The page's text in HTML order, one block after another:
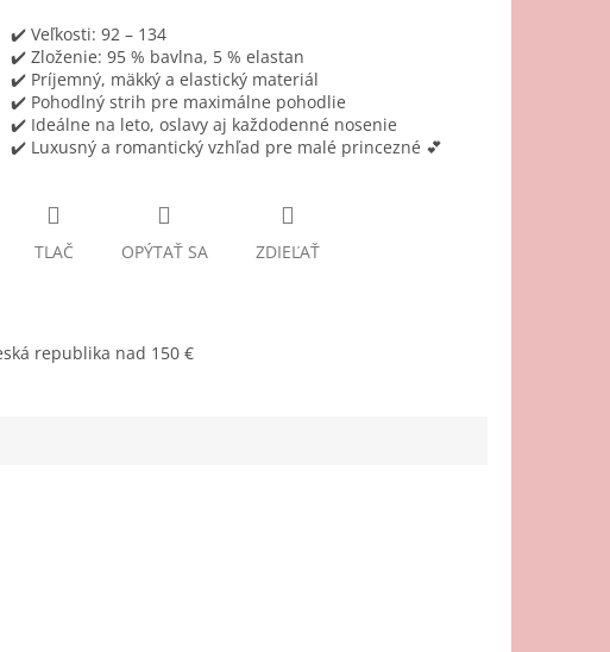
✔️ Veľkosti: 92 – 134
✔️ Zloženie: 95 % bavlna, 5 % elastan
✔️ Príjemný, mäkký a elastický materiál
✔️ Pohodlný strih pre maximálne pohodlie
✔️ Ideálne na leto, oslavy aj každodenné nosenie
✔️ Luxusný a romantický vzhľad pre malé princezné 💕
TLAČ OPÝTAŤ SA ZDIEĽAŤ
republika nad 150 €